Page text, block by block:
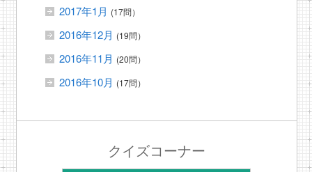
2017年1月 (17問）
2016年12月 (19問）
2016年11月 (20問）
2016年10月 (17問）
クイズコーナー